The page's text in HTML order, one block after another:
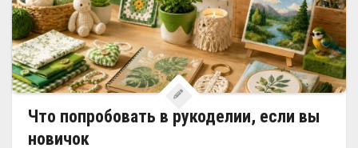
Что попробовать в рукоделии, если вы
новичок